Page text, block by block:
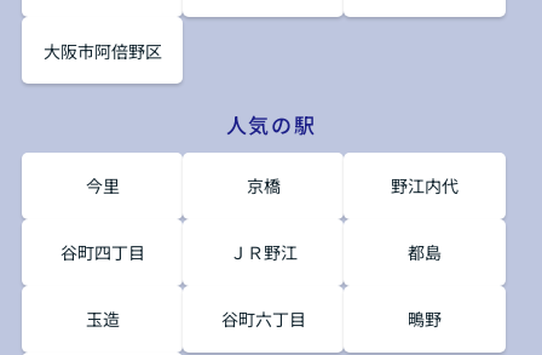
大阪市阿倍野区
人気の駅
今里 京橋 野江内代
谷町四丁目 ＪＲ野江 都島
玉造 谷町六丁目 鴫野